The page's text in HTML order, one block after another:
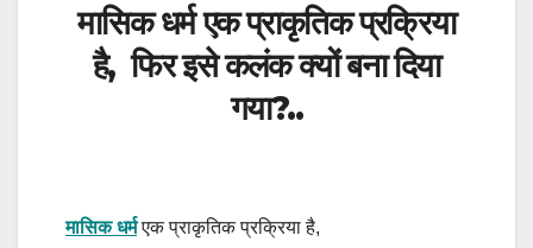
मासिक धर्म एक प्राकृतिक प्रक्रिया
है, फिर इसे कलंक क्यों बना दिया
गया?..
मासिक धर्मएक प्राकृतिक प्रक्रिया है,